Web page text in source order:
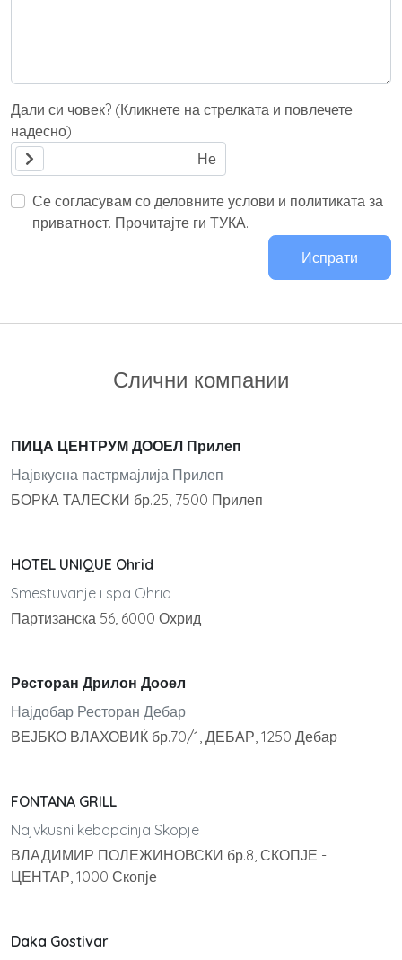
Дали си човек? (Кликнете на стрелката и повлечете
надесно)
Се согласувам со деловните услови и политиката за
приватност. Прочитајте ги ТУКА.
Испрати
Слични компании
ПИЦА ЦЕНТРУМ ДООЕЛ Прилеп
Највкусна пастрмајлија Прилеп
БОРКА ТАЛЕСКИ бр.25, 7500 Прилеп
HOTEL UNIQUE Ohrid
Smestuvanje i spa Ohrid
Партизанска 56, 6000 Охрид
Ресторан Дрилон Дооел
Најдобар Ресторан Дебар
ВЕЈБКО ВЛАХОВИЌ бр.70/1, ДЕБАР, 1250 Дебар
FONTANA GRILL
Najvkusni kebapcinja Skopje
ВЛАДИМИР ПОЛЕЖИНОВСКИ бр.8, СКОПЈЕ -
ЦЕНТАР, 1000 Скопје
Daka Gostivar